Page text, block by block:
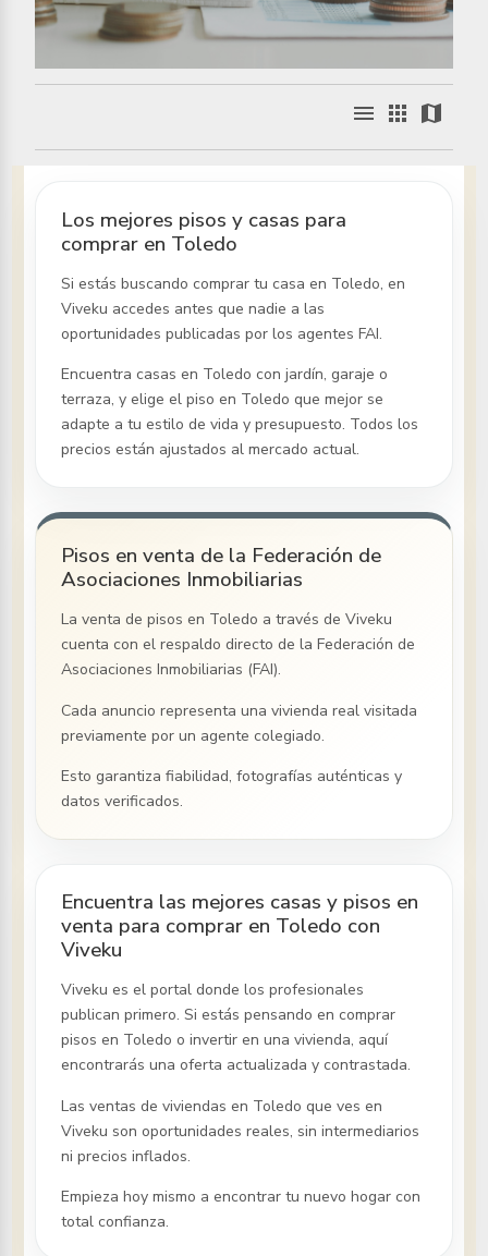
menu apps map
Los mejores pisos y casas para
comprar en Toledo
Si estás buscando comprar tu casaen Toledo, en
Viveku accedes antes que nadie a las
oportunidades publicadas por los agentes FAI.
Encuentra casasen Toledo con jardín, garaje o
terraza, y elige el pisoen Toledo que mejor se
adapte a tu estilo de vida y presupuesto. Todos los
precios están ajustados al mercado actual.
Pisos en venta de la Federación de
Asociaciones Inmobiliarias
La venta de pisosen Toledo a través de Viveku
cuenta con el respaldo directo de la Federación de
Asociaciones Inmobiliarias (FAI).
Cada anuncio representa una vivienda real visitada
previamente por un agente colegiado.
Esto garantiza fiabilidad, fotografías auténticas y
datos verificados.
Encuentra las mejores casas y pisos en
venta para comprar en Toledo con
Viveku
Viveku es el portal donde los profesionales
publican primero. Si estás pensando en comprar
pisosen Toledo o invertir en una vivienda, aquí
encontrarás una oferta actualizada y contrastada.
Las ventas de viviendasen Toledo que ves en
Viveku son oportunidades reales, sin intermediarios
ni precios inflados.
Empieza hoy mismo a encontrar tu nuevo hogar con
total confianza.